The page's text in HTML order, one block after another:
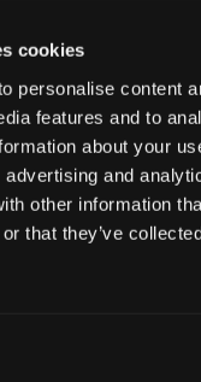
cookies
personalise content
features and to
about your
and
other information
that they’ve
STORLEKSGUIDE
STORLEK